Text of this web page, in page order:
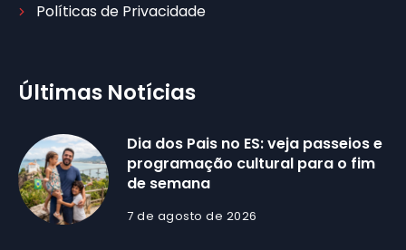
Políticas de Privacidade
Últimas Notícias
Dia dos Pais no ES: veja passeios e
programação cultural para o fim
de semana
7 de agosto de 2026